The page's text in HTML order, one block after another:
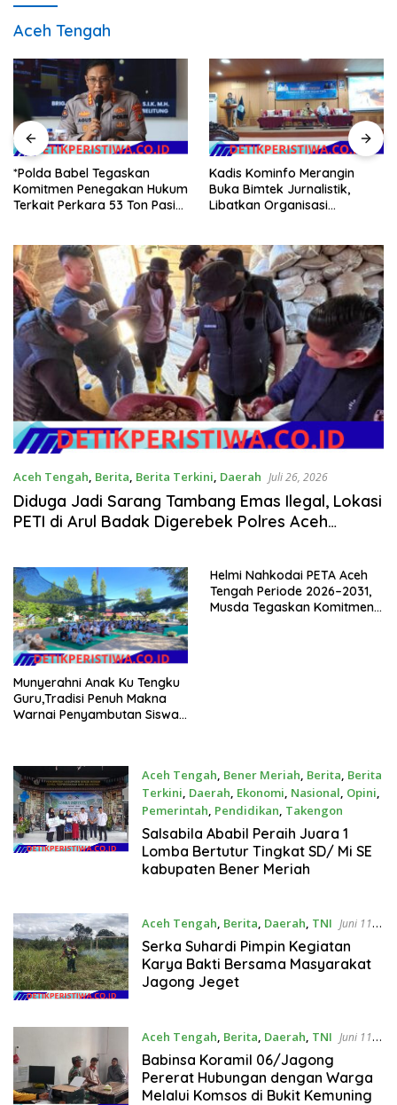
Aceh Tengah
*Polda Babel Tegaskan
Komitmen Penegakan Hukum
Terkait Perkara 53 Ton Pasir
Kadis Kominfo Merangin
Buka Bimtek Jurnalistik,
Libatkan Organisasi
Aceh Tengah, Berita, Berita Terkini, Daerah Juli 26, 2026
Diduga Jadi Sarang Tambang Emas Ilegal, Lokasi
PETI di Arul Badak Digerebek Polres Aceh
Munyerahni Anak Ku Tengku
Guru,Tradisi Penuh Makna
Warnai Penyambutan Siswa
Helmi Nahkodai PETA Aceh
Tengah Periode 2026–2031,
Musda Tegaskan Komitmen
Aceh Tengah Bener Meriah Berita Berita
Terkini Daerah Ekonomi Nasional Opini
Pemerintah Pendidikan Takengon
Juni 18, 2026
Salsabila Ababil Peraih Juara 1
Lomba Bertutur Tingkat SD/ Mi SE
kabupaten Bener Meriah
Aceh Tengah Berita Daerah TNI Juni 11,
2026
Serka Suhardi Pimpin Kegiatan
Karya Bakti Bersama Masyarakat
Jagong Jeget
Aceh Tengah, Berita, Daerah, TNI Juni 11,
2026
Babinsa Koramil 06/Jagong
Pererat Hubungan dengan Warga
Melalui Komsos di Bukit Kemuning